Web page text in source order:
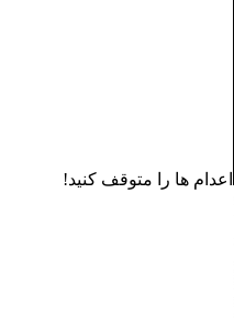
اعدام ها را متوقف کنيد!